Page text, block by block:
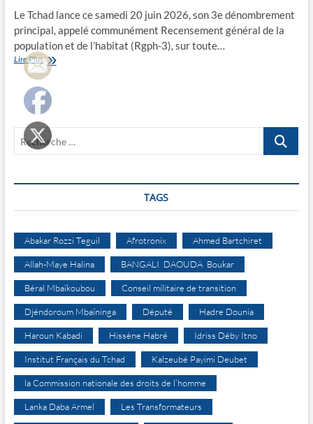
Le Tchad lance ce samedi 20 juin 2026, son 3e dénombrement
principal, appelé communément Recensement général de la
population et de l’habitat (Rgph-3), sur toute…
Lire PlusParticiper
massivement
cette
opération
d’intérêt
national
Recherche
TAGS
Abakar Rozzi Teguil Afrotronix Ahmed Bartchiret
Allah-Maye Halina BANGALI DAOUDA Boukar
Béral Mbaïkoubou Conseil militaire de transition
Djéndoroum Mbaïninga Député Hadre Dounia
Haroun Kabadi Hissène Habré Idriss Déby Itno
Institut Français du Tchad Kalzeubé Payimi Deubet
la Commission nationale des droits de l’homme
Lanka Daba Armel Les Transformateurs